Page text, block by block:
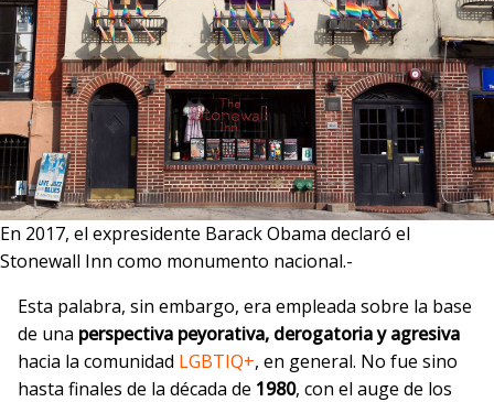
En 2017, el expresidente Barack Obama declaró el
Stonewall Inn como monumento nacional.-
Esta palabra, sin embargo, era empleada sobre la base
de una perspectiva peyorativa, derogatoria y agresiva
hacia la comunidad LGBTIQ+, en general. No fue sino
hasta finales de la década de 1980, con el auge de los